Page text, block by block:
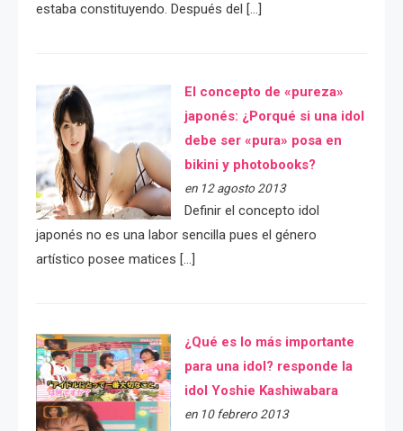
estaba constituyendo. Después del […]
El concepto de «pureza»
japonés: ¿Porqué si una idol
debe ser «pura» posa en
bikini y photobooks?
en 12 agosto 2013
Definir el concepto idol
japonés no es una labor sencilla pues el género
artístico posee matices […]
¿Qué es lo más importante
para una idol? responde la
idol Yoshie Kashiwabara
en 10 febrero 2013